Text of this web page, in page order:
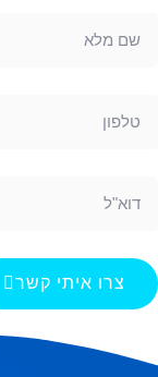
צרו איתי קשר